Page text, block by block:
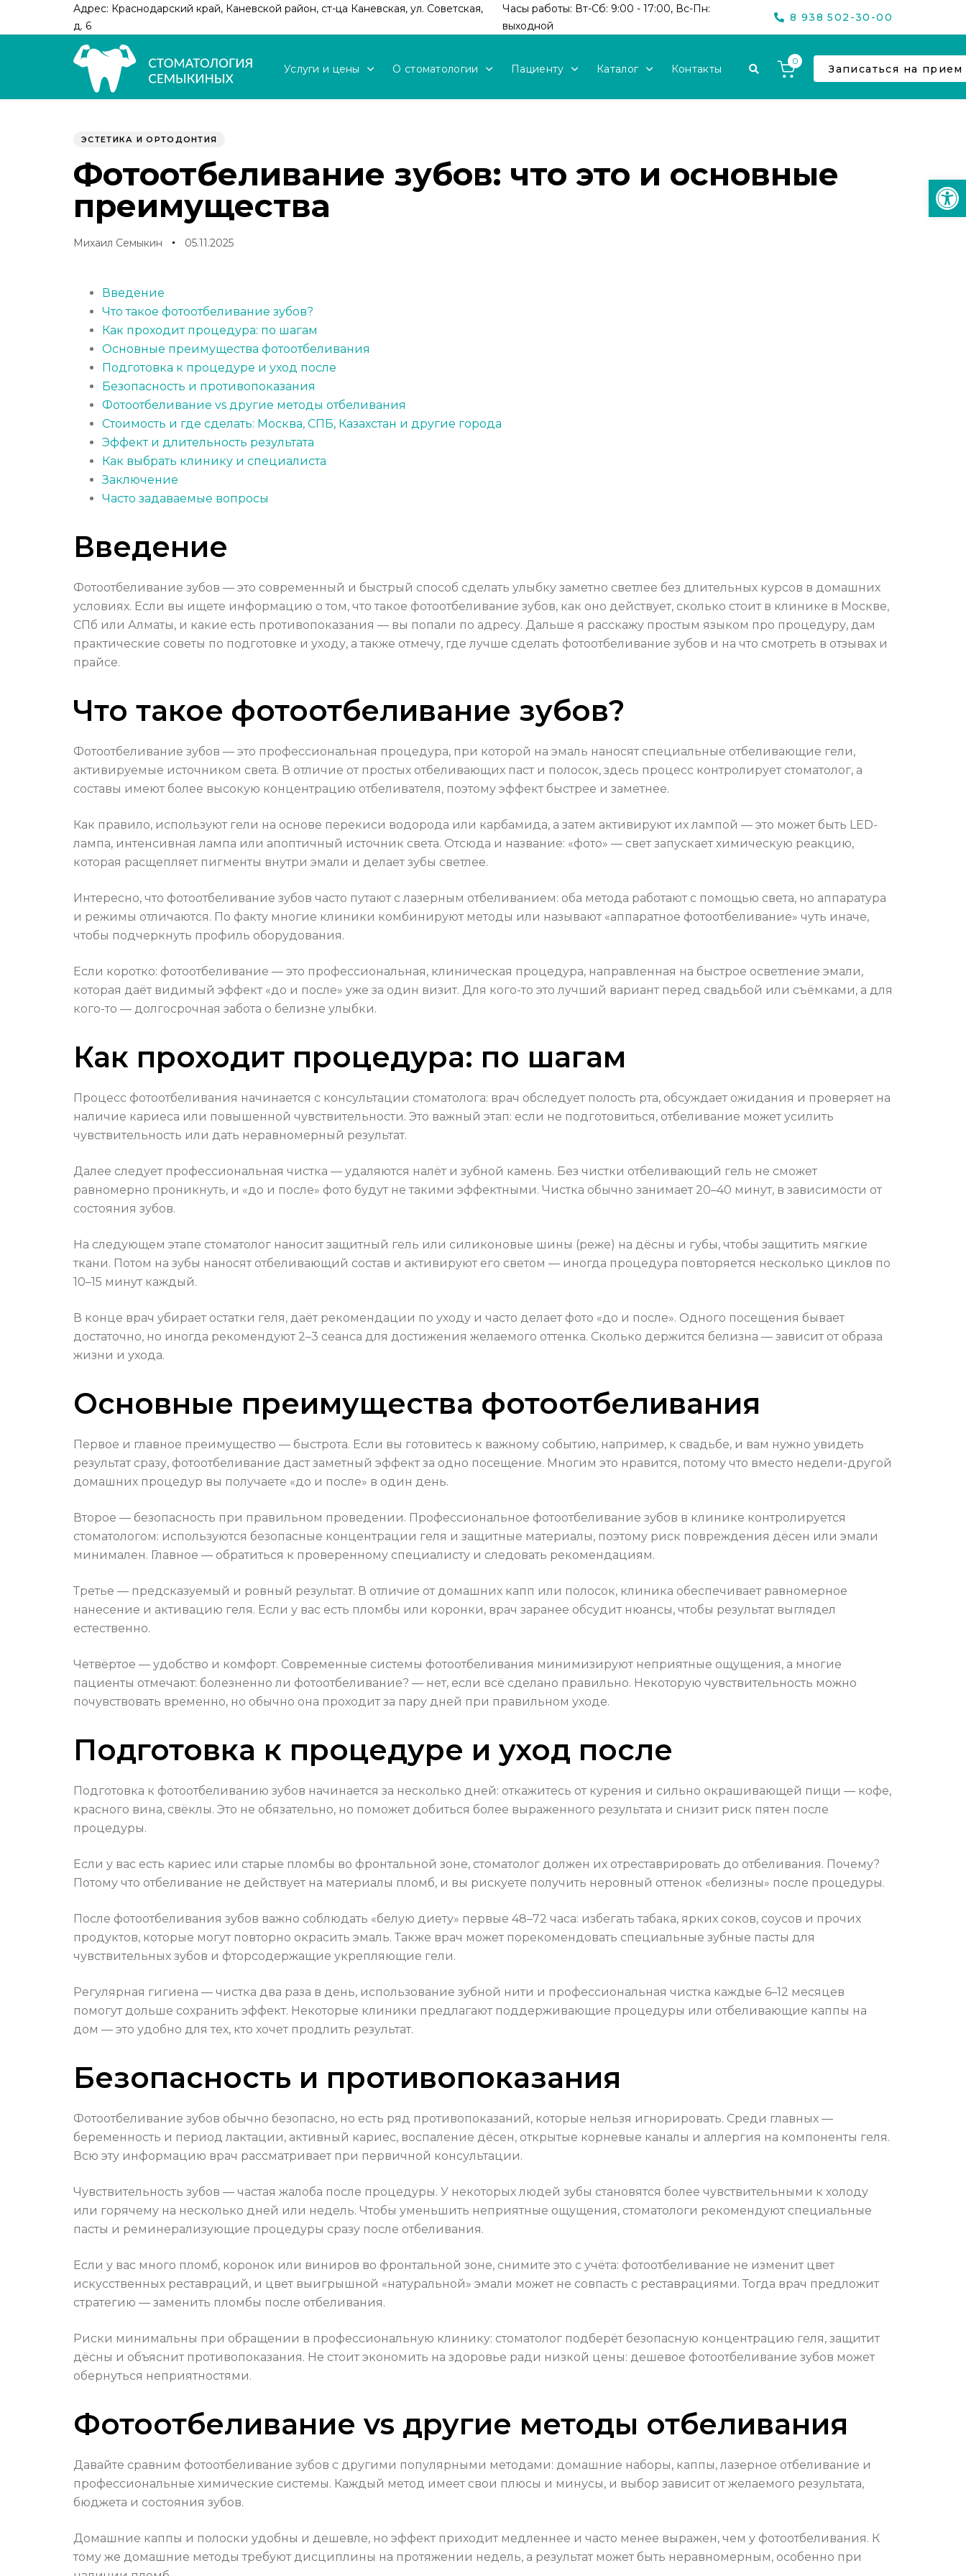
Адрес: Краснодарский край, Каневской район, ст-ца Каневская, ул. Советская,
д. 6
Часы работы: Вт-Сб: 9:00 - 17:00, Вс-Пн:
выходной
8 938 502-30-00
Услуги и цены О стоматологии Пациенту Каталог Контакты
0
Записаться на прием
ЭСТЕТИКА И ОРТОДОНТИЯ
Фотоотбеливание зубов: что это и основные
преимущества
Михаил Семыкин 05.11.2025
Введение
Что такое фотоотбеливание зубов?
Как проходит процедура: по шагам
Основные преимущества фотоотбеливания
Подготовка к процедуре и уход после
Безопасность и противопоказания
Фотоотбеливание vs другие методы отбеливания
Стоимость и где сделать: Москва, СПБ, Казахстан и другие города
Эффект и длительность результата
Как выбрать клинику и специалиста
Заключение
Часто задаваемые вопросы
Введение
Фотоотбеливание зубов — это современный и быстрый способ сделать улыбку заметно светлее без длительных курсов в домашних
условиях. Если вы ищете информацию о том, что такое фотоотбеливание зубов, как оно действует, сколько стоит в клинике в Москве,
СПб или Алматы, и какие есть противопоказания — вы попали по адресу. Дальше я расскажу простым языком про процедуру, дам
практические советы по подготовке и уходу, а также отмечу, где лучше сделать фотоотбеливание зубов и на что смотреть в отзывах и
прайсе.
Что такое фотоотбеливание зубов?
Фотоотбеливание зубов — это профессиональная процедура, при которой на эмаль наносят специальные отбеливающие гели,
активируемые источником света. В отличие от простых отбеливающих паст и полосок, здесь процесс контролирует стоматолог, а
составы имеют более высокую концентрацию отбеливателя, поэтому эффект быстрее и заметнее.
Как правило, используют гели на основе перекиси водорода или карбамида, а затем активируют их лампой — это может быть LED-
лампа, интенсивная лампа или апоптичный источник света. Отсюда и название: «фото» — свет запускает химическую реакцию,
которая расщепляет пигменты внутри эмали и делает зубы светлее.
Интересно, что фотоотбеливание зубов часто путают с лазерным отбеливанием: оба метода работают с помощью света, но аппаратура
и режимы отличаются. По факту многие клиники комбинируют методы или называют «аппаратное фотоотбеливание» чуть иначе,
чтобы подчеркнуть профиль оборудования.
Если коротко: фотоотбеливание — это профессиональная, клиническая процедура, направленная на быстрое осветление эмали,
которая даёт видимый эффект «до и после» уже за один визит. Для кого-то это лучший вариант перед свадьбой или съёмками, а для
кого-то — долгосрочная забота о белизне улыбки.
Как проходит процедура: по шагам
Процесс фотоотбеливания начинается с консультации стоматолога: врач обследует полость рта, обсуждает ожидания и проверяет на
наличие кариеса или повышенной чувствительности. Это важный этап: если не подготовиться, отбеливание может усилить
чувствительность или дать неравномерный результат.
Далее следует профессиональная чистка — удаляются налёт и зубной камень. Без чистки отбеливающий гель не сможет
равномерно проникнуть, и «до и после» фото будут не такими эффектными. Чистка обычно занимает 20–40 минут, в зависимости от
состояния зубов.
На следующем этапе стоматолог наносит защитный гель или силиконовые шины (реже) на дёсны и губы, чтобы защитить мягкие
ткани. Потом на зубы наносят отбеливающий состав и активируют его светом — иногда процедура повторяется несколько циклов по
10–15 минут каждый.
В конце врач убирает остатки геля, даёт рекомендации по уходу и часто делает фото «до и после». Одного посещения бывает
достаточно, но иногда рекомендуют 2–3 сеанса для достижения желаемого оттенка. Сколько держится белизна — зависит от образа
жизни и ухода.
Основные преимущества фотоотбеливания
Первое и главное преимущество — быстрота. Если вы готовитесь к важному событию, например, к свадьбе, и вам нужно увидеть
результат сразу, фотоотбеливание даст заметный эффект за одно посещение. Многим это нравится, потому что вместо недели-другой
домашних процедур вы получаете «до и после» в один день.
Второе — безопасность при правильном проведении. Профессиональное фотоотбеливание зубов в клинике контролируется
стоматологом: используются безопасные концентрации геля и защитные материалы, поэтому риск повреждения дёсен или эмали
минимален. Главное — обратиться к проверенному специалисту и следовать рекомендациям.
Третье — предсказуемый и ровный результат. В отличие от домашних капп или полосок, клиника обеспечивает равномерное
нанесение и активацию геля. Если у вас есть пломбы или коронки, врач заранее обсудит нюансы, чтобы результат выглядел
естественно.
Четвёртое — удобство и комфорт. Современные системы фотоотбеливания минимизируют неприятные ощущения, а многие
пациенты отмечают: болезненно ли фотоотбеливание? — нет, если всё сделано правильно. Некоторую чувствительность можно
почувствовать временно, но обычно она проходит за пару дней при правильном уходе.
Подготовка к процедуре и уход после
Подготовка к фотоотбеливанию зубов начинается за несколько дней: откажитесь от курения и сильно окрашивающей пищи — кофе,
красного вина, свёклы. Это не обязательно, но поможет добиться более выраженного результата и снизит риск пятен после
процедуры.
Если у вас есть кариес или старые пломбы во фронтальной зоне, стоматолог должен их отреставрировать до отбеливания. Почему?
Потому что отбеливание не действует на материалы пломб, и вы рискуете получить неровный оттенок «белизны» после процедуры.
После фотоотбеливания зубов важно соблюдать «белую диету» первые 48–72 часа: избегать табака, ярких соков, соусов и прочих
продуктов, которые могут повторно окрасить эмаль. Также врач может порекомендовать специальные зубные пасты для
чувствительных зубов и фторсодержащие укрепляющие гели.
Регулярная гигиена — чистка два раза в день, использование зубной нити и профессиональная чистка каждые 6–12 месяцев
помогут дольше сохранить эффект. Некоторые клиники предлагают поддерживающие процедуры или отбеливающие каппы на
дом — это удобно для тех, кто хочет продлить результат.
Безопасность и противопоказания
Фотоотбеливание зубов обычно безопасно, но есть ряд противопоказаний, которые нельзя игнорировать. Среди главных —
беременность и период лактации, активный кариес, воспаление дёсен, открытые корневые каналы и аллергия на компоненты геля.
Всю эту информацию врач рассматривает при первичной консультации.
Чувствительность зубов — частая жалоба после процедуры. У некоторых людей зубы становятся более чувствительными к холоду
или горячему на несколько дней или недель. Чтобы уменьшить неприятные ощущения, стоматологи рекомендуют специальные
пасты и реминерализующие процедуры сразу после отбеливания.
Если у вас много пломб, коронок или виниров во фронтальной зоне, снимите это с учёта: фотоотбеливание не изменит цвет
искусственных реставраций, и цвет выигрышной «натуральной» эмали может не совпасть с реставрациями. Тогда врач предложит
стратегию — заменить пломбы после отбеливания.
Риски минимальны при обращении в профессиональную клинику: стоматолог подберёт безопасную концентрацию геля, защитит
дёсны и объяснит противопоказания. Не стоит экономить на здоровье ради низкой цены: дешевое фотоотбеливание зубов может
обернуться неприятностями.
Фотоотбеливание vs другие методы отбеливания
Давайте сравним фотоотбеливание зубов с другими популярными методами: домашние наборы, каппы, лазерное отбеливание и
профессиональные химические системы. Каждый метод имеет свои плюсы и минусы, и выбор зависит от желаемого результата,
бюджета и состояния зубов.
Домашние каппы и полоски удобны и дешевле, но эффект приходит медленнее и часто менее выражен, чем у фотоотбеливания. К
тому же домашние методы требуют дисциплины на протяжении недель, а результат может быть неравномерным, особенно при